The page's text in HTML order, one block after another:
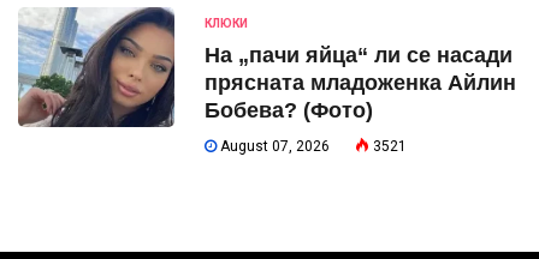
КЛЮКИ
На „пачи яйца“ ли се насади
прясната младоженка Айлин
Бобева? (Фото)
August 07, 2026 3521